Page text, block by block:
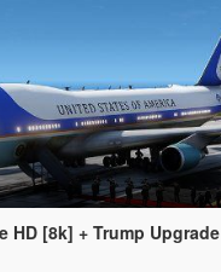
HD [8k] + Trump Upgrade